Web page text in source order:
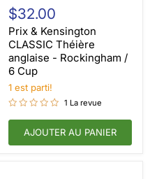
&
Kensington
CLASSIC
Théière
anglaise
-
Rockingham
Cup
$32.00
Prix & Kensington
CLASSIC Théière
anglaise - Rockingham /
6 Cup
1 est parti!
1 La revue
AJOUTER AU PANIER